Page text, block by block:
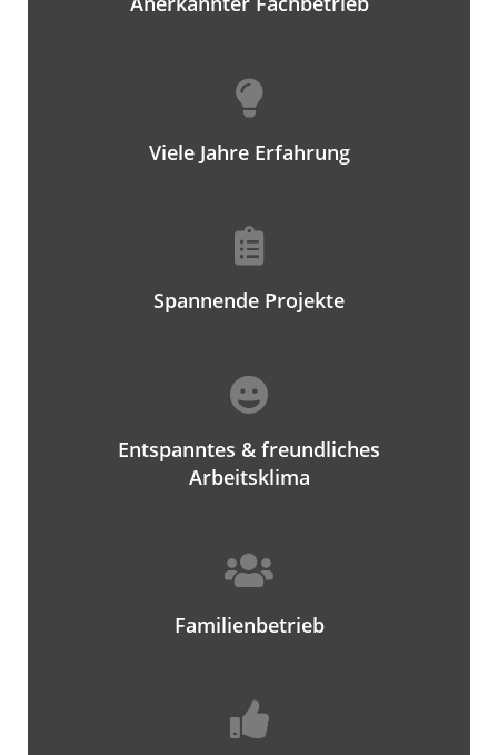
Viele Jahre Erfahrung
Spannende Projekte​
Entspanntes & freundliches
Arbeitsklima
Familienbetrieb